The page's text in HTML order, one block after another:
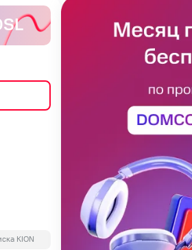
KION